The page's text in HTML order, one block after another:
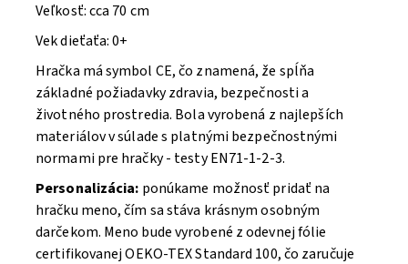
Veľkosť: cca 70 cm
Vek dieťaťa: 0+
Hračka má symbol CE, čo znamená, že spĺňa
základné požiadavky zdravia, bezpečnosti a
životného prostredia. Bola vyrobená z najlepších
materiálov v súlade s platnými bezpečnostnými
normami pre hračky - testy EN71-1-2-3.
Personalizácia: ponúkame možnosť pridať na
hračku meno, čím sa stáva krásnym osobným
darčekom. Meno bude vyrobené z odevnej fólie
certifikovanej OEKO-TEX Standard 100, čo zaručuje